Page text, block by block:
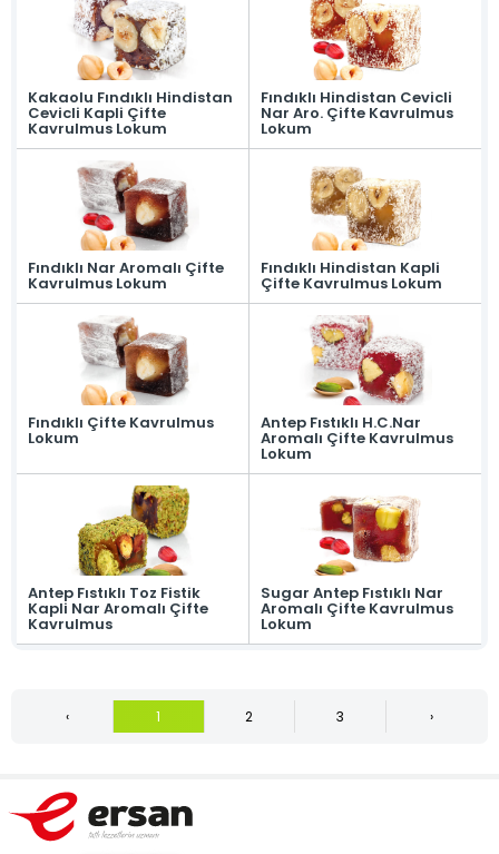
Kakaolu Fındıklı Hindistan
Cevicli Kapli Çifte
Kavrulmus Lokum
Fındıklı Hindistan Cevicli
Nar Aro. Çifte Kavrulmus
Lokum
Fındıklı Nar Aromalı Çifte
Kavrulmus Lokum
Fındıklı Hindistan Kapli
Çifte Kavrulmus Lokum
Fındıklı Çifte Kavrulmus
Lokum
Antep Fıstıklı H.C.Nar
Aromalı Çifte Kavrulmus
Lokum
Antep Fıstıklı Toz Fistik
Kapli Nar Aromalı Çifte
Kavrulmus
Sugar Antep Fıstıklı Nar
Aromalı Çifte Kavrulmus
Lokum
‹ 1 2 3 ›